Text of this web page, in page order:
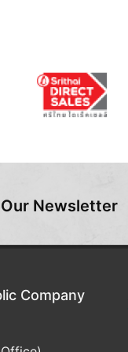
Newsletter
Company